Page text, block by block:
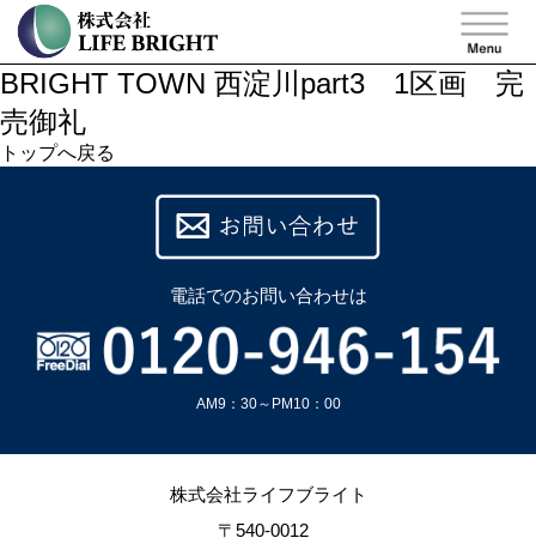
BRIGHT TOWN 西淀川part3 1区画 完
売御礼
トップへ戻る
電話でのお問い合わせは
AM9：30～PM10：00
株式会社ライフブライト
〒540-0012